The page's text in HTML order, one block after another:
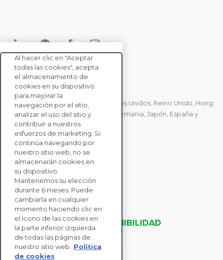
CONTACTE CON NOSOTROS
Tenemos oficinas en Francia, Estados Unidos, Reino Unido, Hong
Kong, Mauricio, Polonia, Canadá, Alemania, Japón, España y
Singapur.
CONTACTE CON
NOSOTROS
SOLUCIONES
PARA EMPRESAS
EVALUACIONES DE SOSTENIBILIDAD
RECURSOS
ACERCA DE NOSOTROS
Al hacer clic en "Aceptar
todas las cookies", acepta
el almacenamiento de
cookies en su dispositivo
para mejorar la
navegación por el sitio,
analizar el uso del sitio y
contribuir a nuestros
esfuerzos de marketing. Si
continúa navegando por
nuestro sitio web, no se
almacenarán cookies en
su dispositivo.
Mantenemos su elección
durante 6 meses. Puede
cambiarla en cualquier
momento haciendo clic en
el icono de las cookies en
la parte inferior izquierda
de todas las páginas de
nuestro sitio web.
Política
de cookies